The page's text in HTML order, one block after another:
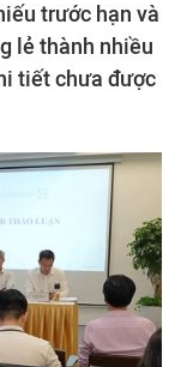
trước hạn và
lẻ thành nhiều
tiết chưa được